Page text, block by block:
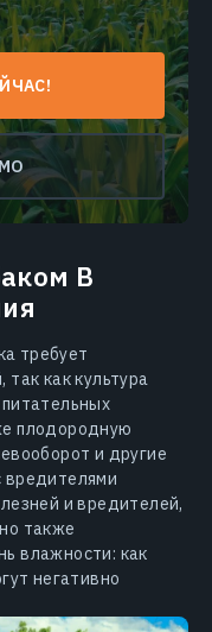
В
требует
как культура
плодородную
и другие
и вредителей,
также
влажности: как
негативно